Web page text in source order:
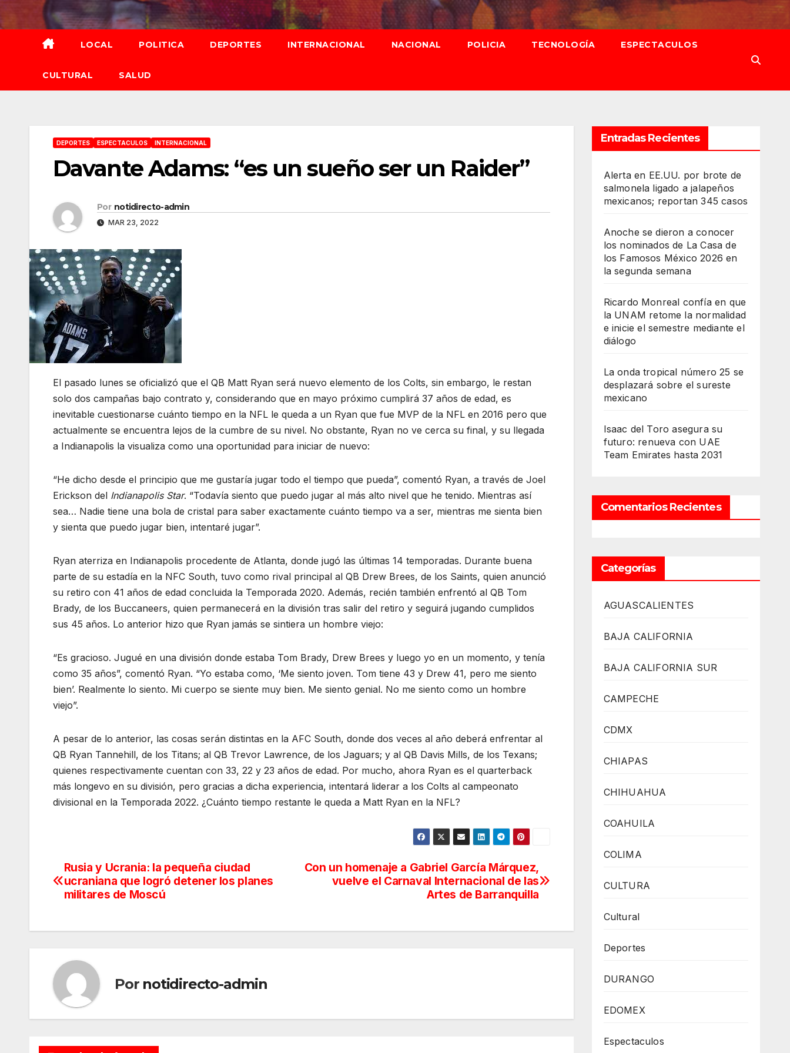
al
contenido
LOCAL POLITICA DEPORTES INTERNACIONAL NACIONAL POLICIA TECNOLOGÍA ESPECTACULOS
CULTURAL SALUD
DEPORTES ESPECTACULOS INTERNACIONAL
Davante Adams: “es un sueño ser un Raider”
Por notidirecto-admin
MAR 23, 2022
El pasado lunes se oficializó que el QB Matt Ryan será nuevo elemento de los Colts, sin embargo, le restan
solo dos campañas bajo contrato y, considerando que en mayo próximo cumplirá 37 años de edad, es
inevitable cuestionarse cuánto tiempo en la NFL le queda a un Ryan que fue MVP de la NFL en 2016 pero que
actualmente se encuentra lejos de la cumbre de su nivel. No obstante, Ryan no ve cerca su final, y su llegada
a Indianapolis la visualiza como una oportunidad para iniciar de nuevo:
“He dicho desde el principio que me gustaría jugar todo el tiempo que pueda”, comentó Ryan, a través de Joel
Erickson del Indianapolis Star. “Todavía siento que puedo jugar al más alto nivel que he tenido. Mientras así
sea… Nadie tiene una bola de cristal para saber exactamente cuánto tiempo va a ser, mientras me sienta bien
y sienta que puedo jugar bien, intentaré jugar”.
Ryan aterriza en Indianapolis procedente de Atlanta, donde jugó las últimas 14 temporadas. Durante buena
parte de su estadía en la NFC South, tuvo como rival principal al QB Drew Brees, de los Saints, quien anunció
su retiro con 41 años de edad concluida la Temporada 2020. Además, recién también enfrentó al QB Tom
Brady, de los Buccaneers, quien permanecerá en la división tras salir del retiro y seguirá jugando cumplidos
sus 45 años. Lo anterior hizo que Ryan jamás se sintiera un hombre viejo:
“Es gracioso. Jugué en una división donde estaba Tom Brady, Drew Brees y luego yo en un momento, y tenía
como 35 años”, comentó Ryan. “Yo estaba como, ‘Me siento joven. Tom tiene 43 y Drew 41, pero me siento
bien’. Realmente lo siento. Mi cuerpo se siente muy bien. Me siento genial. No me siento como un hombre
viejo”.
A pesar de lo anterior, las cosas serán distintas en la AFC South, donde dos veces al año deberá enfrentar al
QB Ryan Tannehill, de los Titans; al QB Trevor Lawrence, de los Jaguars; y al QB Davis Mills, de los Texans;
quienes respectivamente cuentan con 33, 22 y 23 años de edad. Por mucho, ahora Ryan es el quarterback
más longevo en su división, pero gracias a dicha experiencia, intentará liderar a los Colts al campeonato
divisional en la Temporada 2022. ¿Cuánto tiempo restante le queda a Matt Ryan en la NFL?
Navegación
de
Con un homenaje a Gabriel García Márquez,
vuelve el Carnaval Internacional de las
Artes de Barranquilla
Rusia y Ucrania: la pequeña ciudad
ucraniana que logró detener los planes
militares de Moscú
Por notidirecto-admin
Entradas Recientes
Alerta en EE.UU. por brote de
salmonela ligado a jalapeños
mexicanos; reportan 345 casos
Anoche se dieron a conocer
los nominados de La Casa de
los Famosos México 2026 en
la segunda semana
Ricardo Monreal confía en que
la UNAM retome la normalidad
e inicie el semestre mediante el
diálogo
La onda tropical número 25 se
desplazará sobre el sureste
mexicano
Isaac del Toro asegura su
futuro: renueva con UAE
Team Emirates hasta 2031
Comentarios Recientes
Categorías
AGUASCALIENTES
BAJA CALIFORNIA
BAJA CALIFORNIA SUR
CAMPECHE
CDMX
CHIAPAS
CHIHUAHUA
COAHUILA
COLIMA
CULTURA
Cultural
Deportes
DURANGO
EDOMEX
Espectaculos